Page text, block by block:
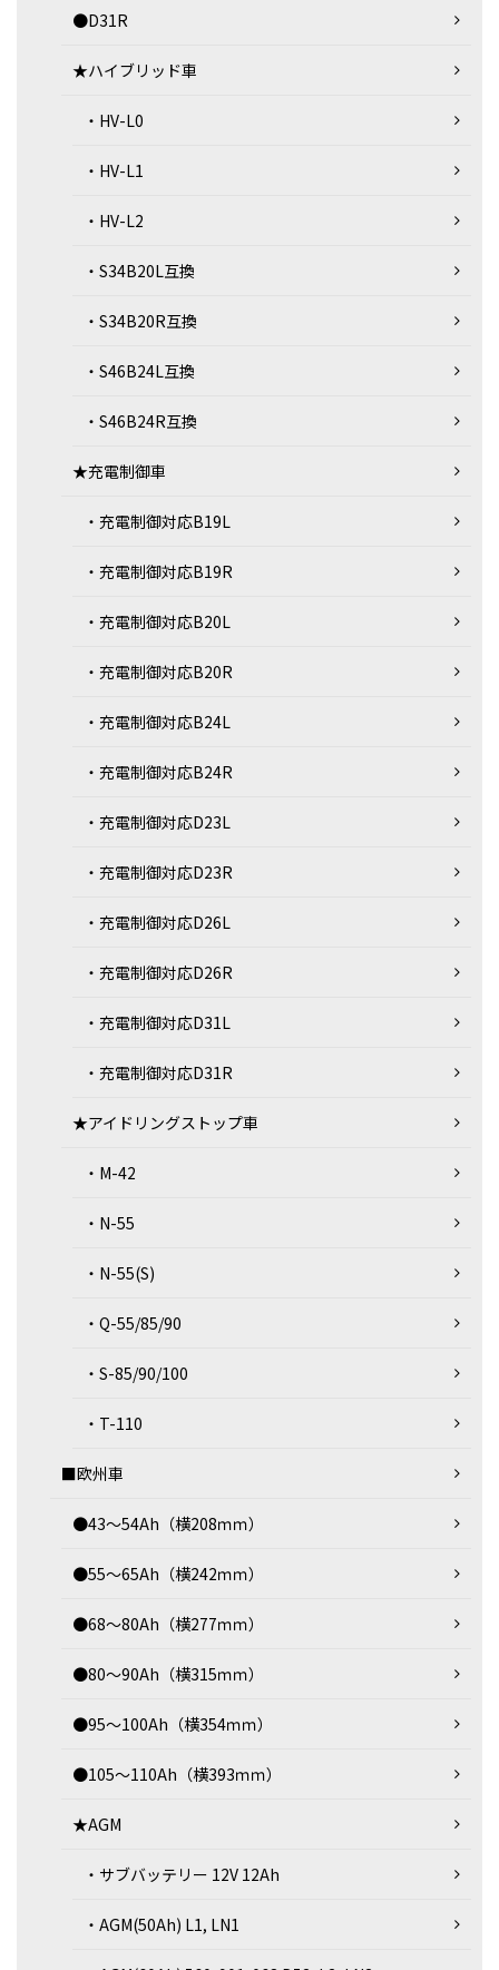
●D31R
★ハイブリッド車
・HV-L0
・HV-L1
・HV-L2
・S34B20L互換
・S34B20R互換
・S46B24L互換
・S46B24R互換
★充電制御車
・充電制御対応B19L
・充電制御対応B19R
・充電制御対応B20L
・充電制御対応B20R
・充電制御対応B24L
・充電制御対応B24R
・充電制御対応D23L
・充電制御対応D23R
・充電制御対応D26L
・充電制御対応D26R
・充電制御対応D31L
・充電制御対応D31R
★アイドリングストップ車
・M-42
・N-55
・N-55(S)
・Q-55/85/90
・S-85/90/100
・T-110
■欧州車
●43～54Ah（横208ｍｍ）
●55～65Ah（横242ｍｍ）
●68～80Ah（横277ｍｍ）
●80～90Ah（横315ｍｍ）
●95～100Ah（横354ｍｍ）
●105～110Ah（横393ｍｍ）
★AGM
・サブバッテリー 12V 12Ah
・AGM(50Ah) L1, LN1